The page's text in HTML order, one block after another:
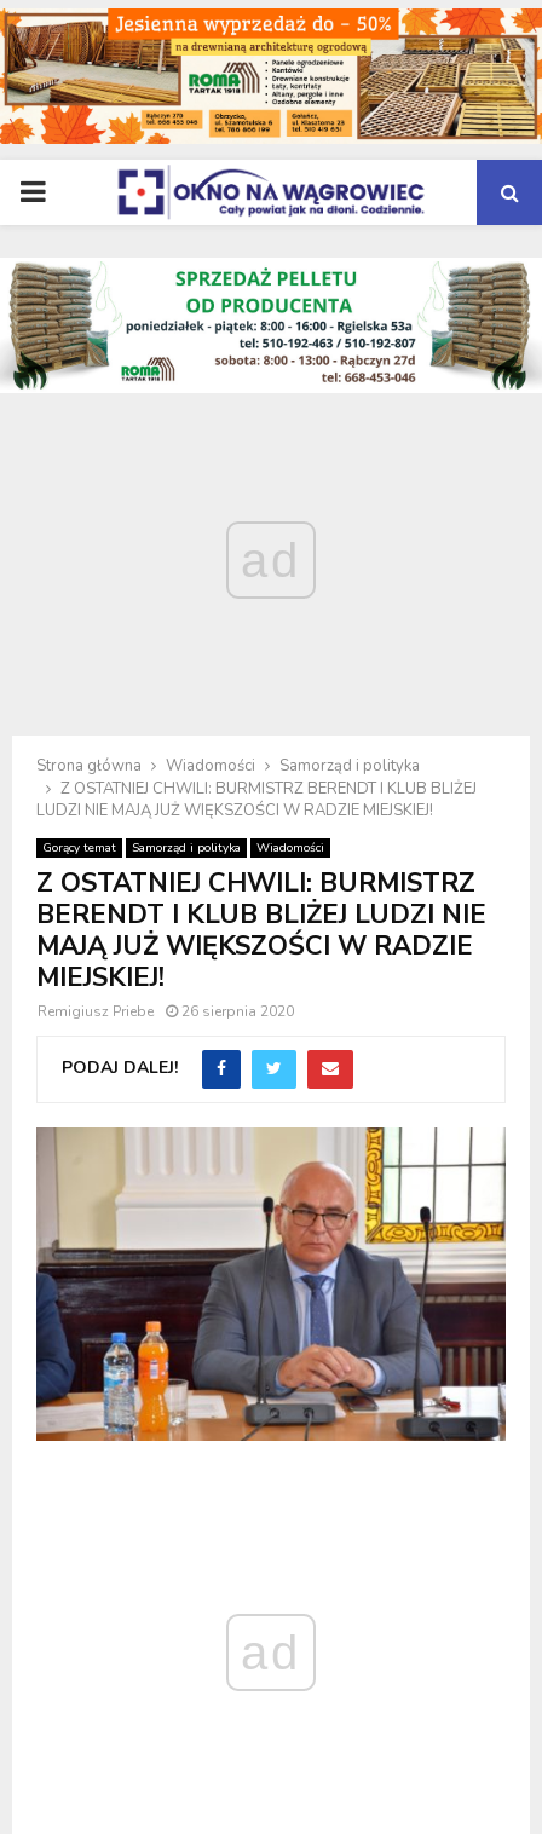
PRIMARY
MENU
ad
Strona główna Wiadomości
Samorząd i polityka
Z OSTATNIEJ CHWILI: BURMISTRZ BERENDT I KLUB BLIŻEJ
LUDZI NIE MAJĄ JUŻ WIĘKSZOŚCI W RADZIE MIEJSKIEJ!
Gorący temat Samorząd i polityka Wiadomości
Z OSTATNIEJ CHWILI: BURMISTRZ
BERENDT I KLUB BLIŻEJ LUDZI NIE
MAJĄ JUŻ WIĘKSZOŚCI W RADZIE
MIEJSKIEJ!
Remigiusz Priebe 26 sierpnia 2020
PODAJ DALEJ!
ad